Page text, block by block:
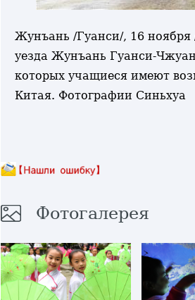
Жунъань /Гуанси/, 16
уезда Жунъань Гуанси-
которых учащиеся имеют
Китая. Фотографии Синьхуа
Фотогалерея